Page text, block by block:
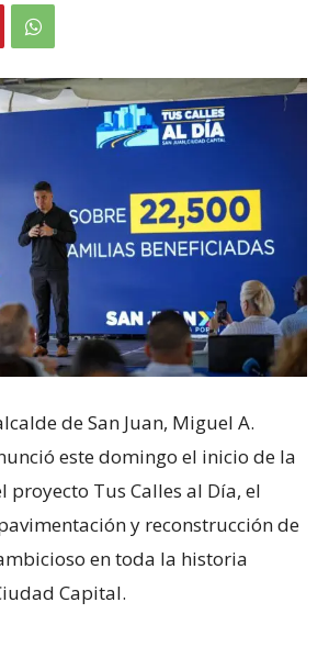
de San Juan, Miguel A.
este domingo el inicio de la
proyecto Tus Calles al Día, el
y reconstrucción de
en toda la historia
Capital.